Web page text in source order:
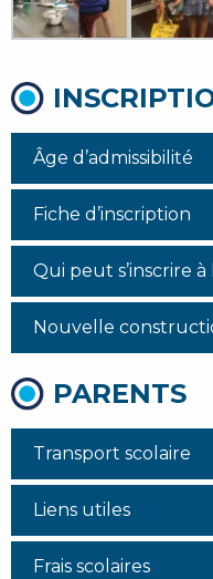
Âge d’admissibilité
Fiche d’inscription
Qui peut s’inscrire
Nouvelle
PARENTS
Transport scolaire
Liens utiles
Frais scolaires